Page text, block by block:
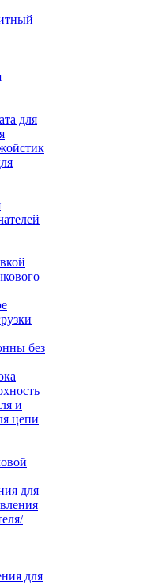
для
без
и
цепи
для
для